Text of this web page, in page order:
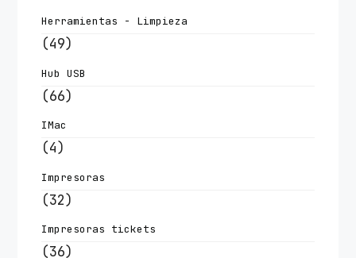
Herramientas - Limpieza
(49)
Hub USB
(66)
IMac
(4)
Impresoras
(32)
Impresoras tickets
(36)